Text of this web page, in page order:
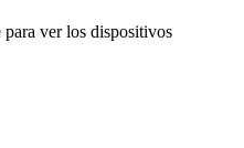
ver los dispositivos